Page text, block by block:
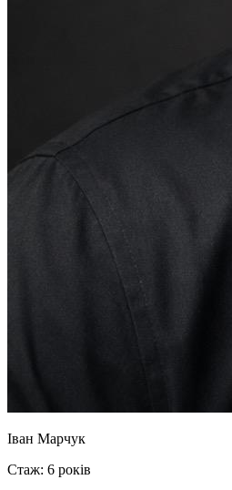
Іван Марчук
Стаж: 6 років